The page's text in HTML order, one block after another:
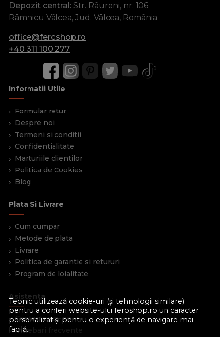
Teonic utilizează cookie-uri (și tehnologii similare)
pentru a conferi website-ului feroshop.ro un caracter
personalizat și pentru o experiență de navigare mai
facilă.
Depozit central: Str. Râureni, nr. 106
Râmnicu Vâlcea, Jud. Vâlcea, România
office@feroshop.ro
+40 311 100 277
Informatii Utile
Formular retur
Despre noi
Termeni si conditii
Confidentialitate
Marturiile clientilor
Politica de Cookies
Blog
Plata Si Livrare
Cum cumpar
Metode de plata
Livrare
Politica de garantie si retururi
Program de loialitate
Asistenta
Contacteaza-ne
Intrebari frecvente